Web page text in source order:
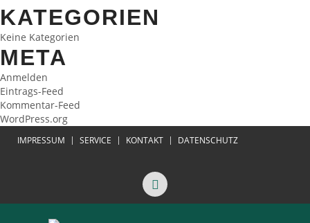
KATEGORIEN
Keine Kategorien
META
Anmelden
Eintrags-Feed
Kommentar-Feed
WordPress.org
IMPRESSUM SERVICE KONTAKT DATENSCHUTZ